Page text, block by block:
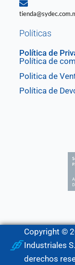
Políticas
Política de
Política de
Politica de
Política de
Copyright ©
Industriales
derechos